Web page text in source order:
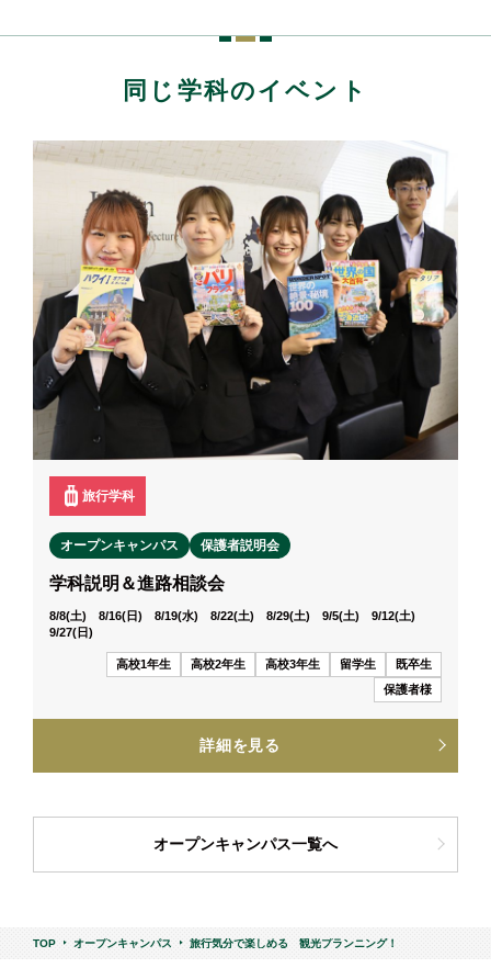
同じ学科のイベント
旅行学科
オープンキャンパス 保護者説明会
学科説明＆進路相談会
8/8(土) 8/16(日) 8/19(水) 8/22(土) 8/29(土) 9/5(土) 9/12(土)
9/27(日)
高校1年生 高校2年生 高校3年生 留学生
既卒生
保護者様
詳細を見る
オープンキャンパス一覧へ
TOP オープンキャンパス 旅行気分で楽しめる 観光プランニング！